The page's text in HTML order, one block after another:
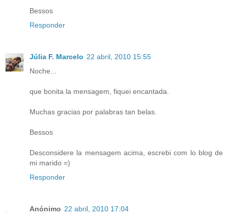
Bessos
Responder
Júlia F. Marcelo 22 abril, 2010 15:55
Noche...
que bonita la mensagem, fiquei encantada.
Muchas gracias por palabras tan belas.
Bessos
Desconsidere la mensagem acima, escrebi com lo blog de
mi marido =)
Responder
Anónimo 22 abril, 2010 17:04